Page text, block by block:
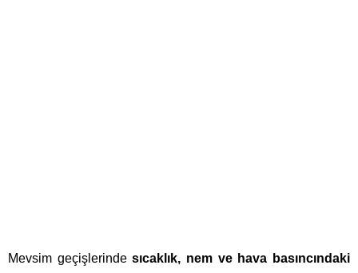
Mevsim geçişlerindesıcaklık, nem ve hava basıncındaki